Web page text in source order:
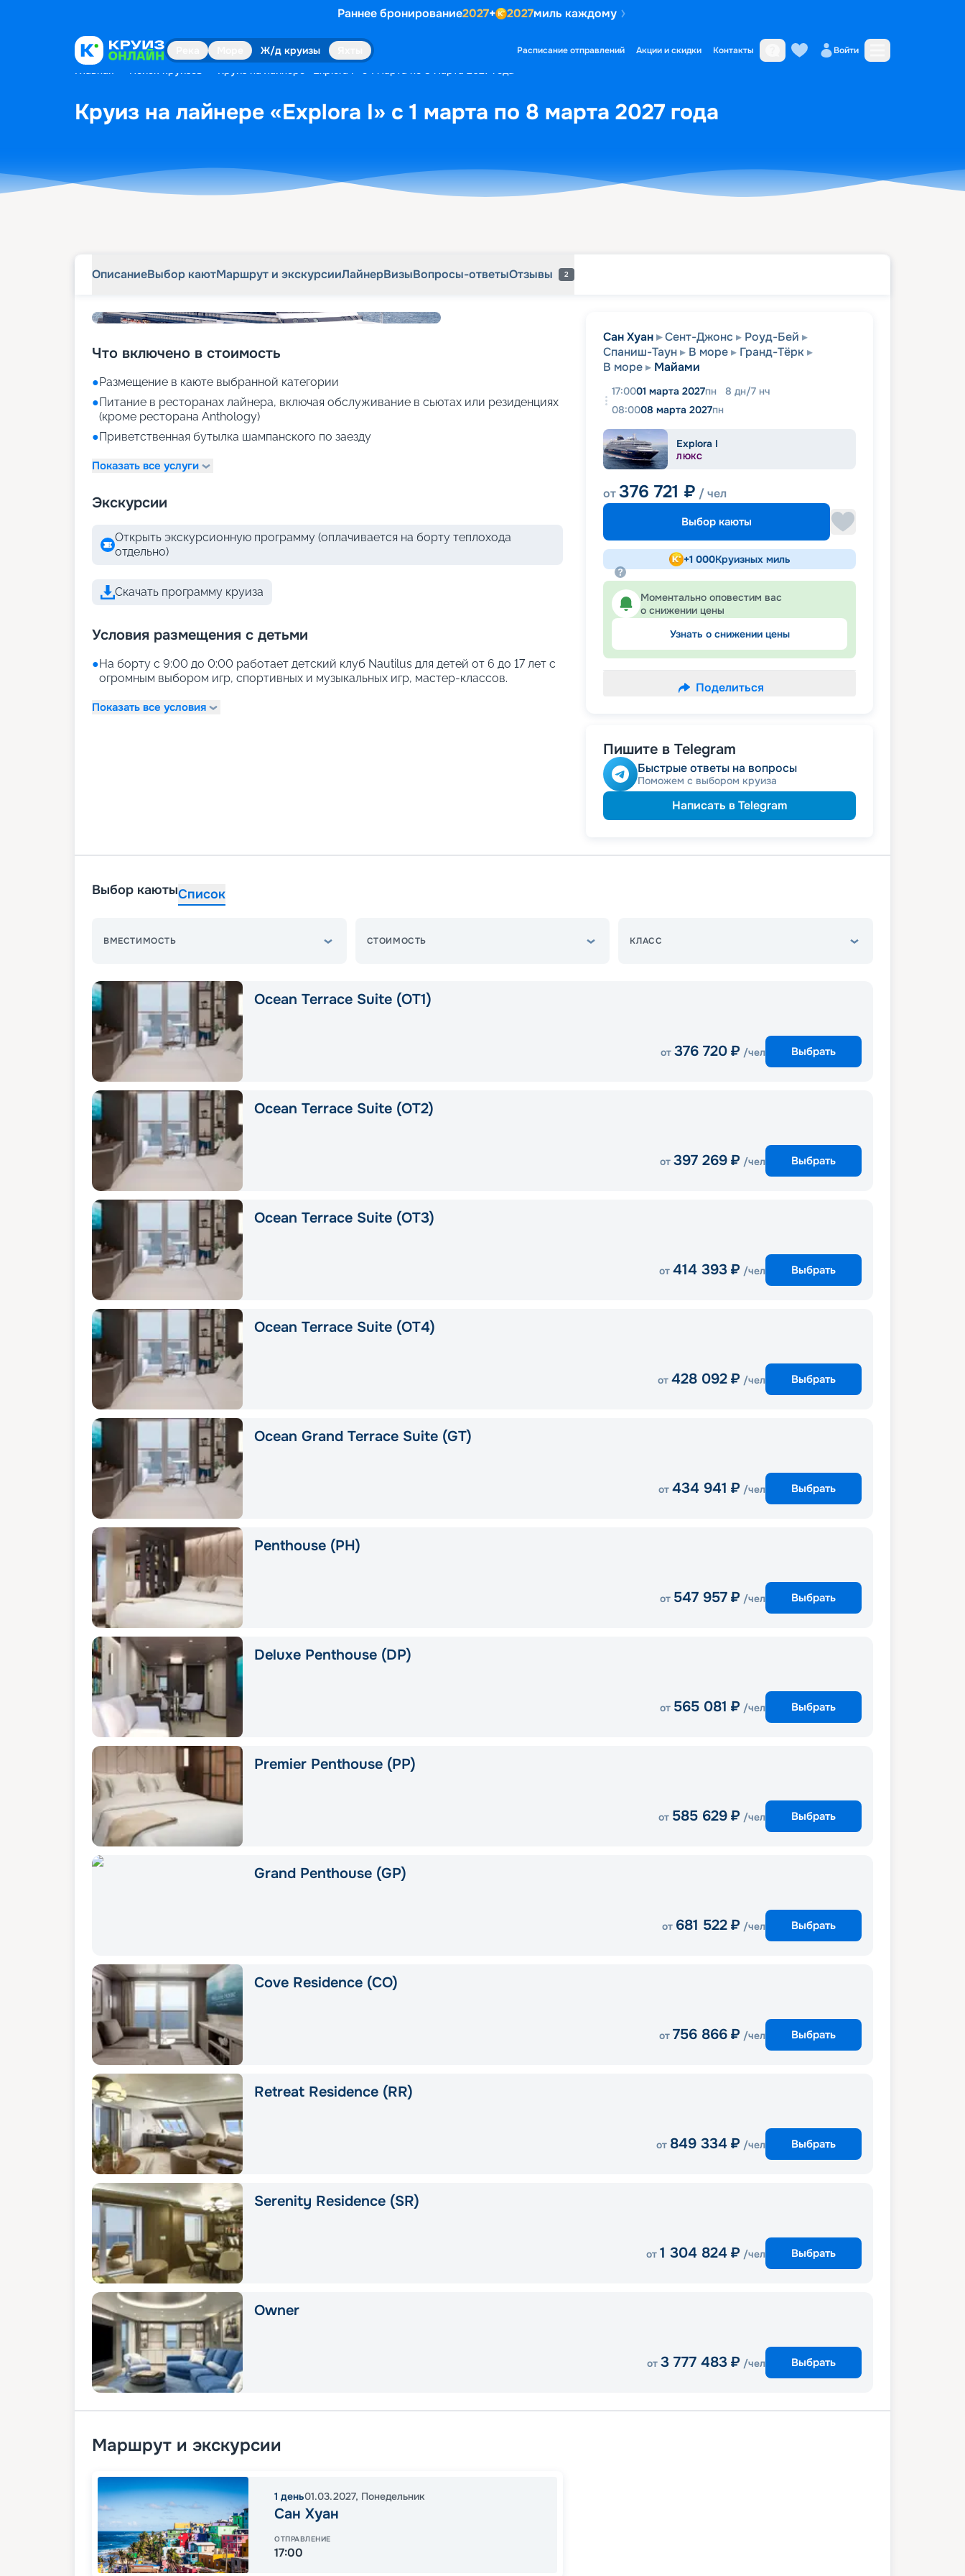
Раннее бронирование2027+ 2027миль каждому
Ж/д круизы Расписание отправлений Акции и скидки Контакты Войти
Главная Поиск круизов Круиз на лайнере «Explora I» с 1 марта по 8 марта 2027 года
Круиз на лайнере «Explora I» с 1 марта по 8 марта 2027 года
ОписаниеВыбор каютМаршрут и экскурсииЛайнерВизыВопросы-ответыОтзывы 2
Что включено в стоимость
●Размещение в каюте выбранной категории
●Питание в ресторанах лайнера, включая обслуживание в сьютах или резиденциях
(кроме ресторана Anthology)
●Приветственная бутылка шампанского по заезду
Показать все услуги
Экскурсии
Открыть экскурсионную программу (оплачивается на борту теплохода
отдельно)
Скачать программу круиза
Условия размещения с детьми
●На борту с 9:00 до 0:00 работает детский клуб Nautilus для детей от 6 до 17 лет с
огромным выбором игр, спортивных и музыкальных игр, мастер-классов.
Показать все условия
Сан Хуан Сент-Джонс
Роуд-Бей
Спаниш-Таун
В море
Гранд-Тёрк
В море
Майами
17:0001 марта 2027пн 8 дн/7 нч
08:0008 марта 2027пн
Explora I
ЛЮКС
от376 721 ₽ / чел
Выбор каюты
+1 000Круизных миль
Моментально оповестим вас
о снижении цены
Узнать о снижении цены
Поделиться
Пишите в Telegram
Быстрые ответы на вопросы
Поможем с выбором круиза
Написать в Telegram
Выбор каютыСписок
ВМЕСТИМОСТЬ СТОИМОСТЬ КЛАСС
Ocean Terrace Suite (OT1)
от 376 720 ₽ /чел Выбрать
Ocean Terrace Suite (OT2)
от 397 269 ₽ /чел Выбрать
Ocean Terrace Suite (OT3)
от 414 393 ₽ /чел Выбрать
Ocean Terrace Suite (OT4)
от 428 092 ₽ /чел Выбрать
Ocean Grand Terrace Suite (GT)
от 434 941 ₽ /чел Выбрать
Penthouse (PH)
от 547 957 ₽ /чел Выбрать
Deluxe Penthouse (DP)
от 565 081 ₽ /чел Выбрать
Premier Penthouse (PP)
от 585 629 ₽ /чел Выбрать
Grand Penthouse (GP)
от 681 522 ₽ /чел Выбрать
Cove Residence (CO)
от 756 866 ₽ /чел Выбрать
Retreat Residence (RR)
от 849 334 ₽ /чел Выбрать
Serenity Residence (SR)
от 1 304 824 ₽ /чел Выбрать
Owner
от 3 777 483 ₽ /чел Выбрать
Маршрут и экскурсии
1 день01.03.2027, Понедельник
Сан Хуан
ОТПРАВЛЕНИЕ
17:00